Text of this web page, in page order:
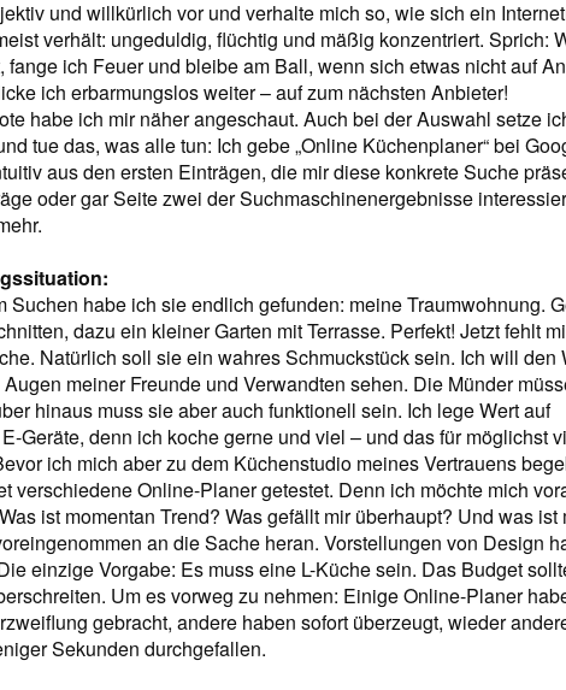
und willkürlich vor und verhalte mich so, wie sich ein
verhält: ungeduldig, flüchtig und mäßig konzentriert. Sprich:
fange ich Feuer und bleibe am Ball, wenn sich etwas nicht auf
ich erbarmungslos weiter – auf zum nächsten Anbieter!
habe ich mir näher angeschaut. Auch bei der Auswahl setze
tue das, was alle tun: Ich gebe „Online Küchenplaner“ bei
aus den ersten Einträgen, die mir diese konkrete Suche
oder gar Seite zwei der Suchmaschinenergebnisse
Suchen habe ich sie endlich gefunden: meine Traumwohnung.
dazu ein kleiner Garten mit Terrasse. Perfekt! Jetzt fehlt
Natürlich soll sie ein wahres Schmuckstück sein. Ich will den
meiner Freunde und Verwandten sehen. Die Münder
hinaus muss sie aber auch funktionell sein. Ich lege Wert auf
Geräte, denn ich koche gerne und viel – und das für möglichst
ich mich aber zu dem Küchenstudio meines Vertrauens
verschiedene Online-Planer getes­tet. Denn ich möchte mich
ist momentan Trend? Was gefällt mir überhaupt? Und was ist
an die Sache heran. Vorstellungen von Design
einzige Vorgabe: Es muss eine L-Küche sein. Das Budget
Um es vorweg zu nehmen: Einige Online-Planer
gebracht, andere haben sofort überzeugt, wieder
Sekunden durchgefallen.